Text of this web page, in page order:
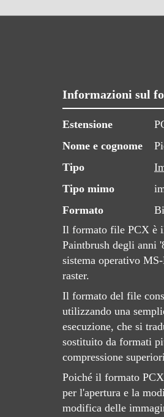
Informazioni sul
Estensione
Nome e cognome
Tipo
Tipo mimo
Formato
Il formato file PCX è
Paintbrush degli anni
sistema operativo
raster.
Il formato del file
utilizzando una
esecuzione, che si
sostituito da formati
compressione
Poiché il formato
per l'apertura e la
modifica delle